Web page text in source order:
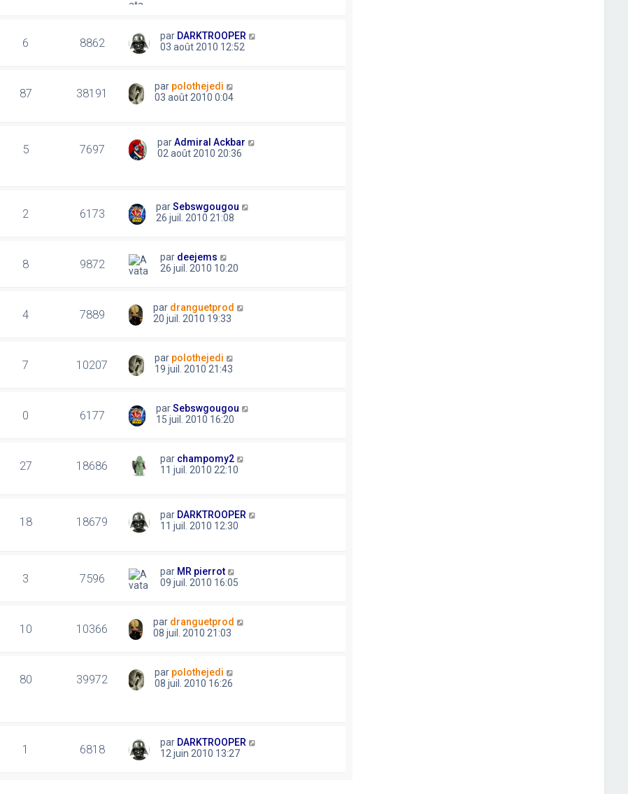
6 8862 par DARKTROOPER
03 août 2010 12:52
87 38191 par polothejedi
03 août 2010 0:04
5 7697 parAdmiral Ackbar
02 août 2010 20:36
2 6173 parSebswgougou
26 juil. 2010 21:08
8 9872 par deejems
26 juil. 2010 10:20
4 7889 par dranguetprod
20 juil. 2010 19:33
7 10207 par polothejedi
19 juil. 2010 21:43
0 6177 parSebswgougou
15 juil. 2010 16:20
27 18686 par champomy2
11 juil. 2010 22:10
18 18679 par DARKTROOPER
11 juil. 2010 12:30
3 7596 par MR pierrot
09 juil. 2010 16:05
10 10366 par dranguetprod
08 juil. 2010 21:03
80 39972 par polothejedi
08 juil. 2010 16:26
1 6818 par DARKTROOPER
12 juin 2010 13:27